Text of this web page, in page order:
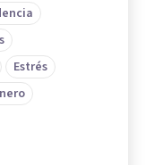
Estrés